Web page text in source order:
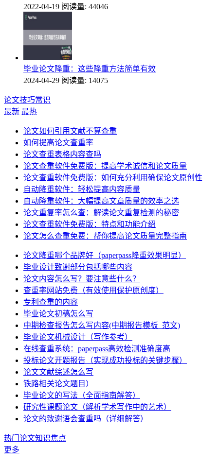
2022-04-19 阅读量: 44046
毕业论文降重：这些降重方法简单有效
2024-04-29 阅读量: 14075
论文技巧常识
最新 最热
论文如何引用文献不算查重
如何提高论文查重率
论文查重表格内容查吗
论文查重软件免费版：提高学术诚信和论文质量
论文查重软件免费版：如何充分利用确保论文原创性
自动降重软件：轻松提高内容质量
自动降重软件：大幅提高文章质量的效率之选
论文重复率怎么查：解读论文重复检测的秘密
论文查重软件免费版：特点和功能介绍
论文怎么查重免费：帮你提高论文质量完整指南
论文降重哪个品牌好（paperpass降重效果明显）
毕业设计致谢部分包括哪些内容
论文内容怎么写？要注意些什么？
查重率网站免费（有效使用保护原创度）
专利查重的内容
毕业论文初稿怎么写
中期检查报告怎么写内容(中期报告模板_范文)
毕业论文机械设计（写作参考）
在线查重系统：paperpass高效检测准确度高
投标论文开题报告（实现成功投标的关键步骤）
论文文献综述怎么写
铁路相关论文题目）
毕业论文的写法（全面指南解答）
研究性课题论文（解析学术写作中的艺术）
论文的致谢语会查重吗（详细解答）
热门论文知识焦点
更多